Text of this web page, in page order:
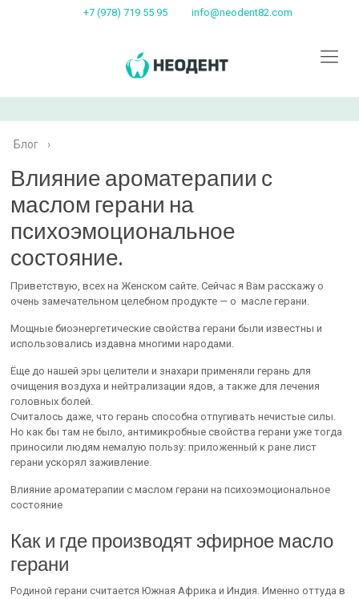
+7 (978) 719 55 95 info@neodent82.com
Блог ›
Влияние ароматерапии с
маслом герани на
психоэмоциональное
состояние.
Приветствую, всех на Женском сайте. Сейчас я Вам расскажу о
очень замечательном целебном продукте — о масле герани.
Мощные биоэнергетические свойства герани были известны и
использовались издавна многими народами.
Ёще до нашей эры целители и знахари применяли герань для
очищения воздуха и нейтрализации ядов, а также для лечения
головных болей.
Считалось даже, что герань способна отпугивать нечистые силы.
Но как бы там не было, антимикробные свойства герани уже тогда
приносили людям немалую пользу: приложенный к ране лист
герани ускорял заживление.
Влияние ароматерапии с маслом герани на психоэмоциональное
состояние
Как и где производят эфирное масло
герани
Родиной герани считается Южная Африка и Индия. Именно оттуда в